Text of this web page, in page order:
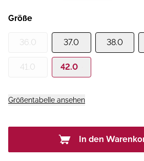
Größe
36.0 37.0 38.0
41.0 42.0
Größentabelle ansehen
In den